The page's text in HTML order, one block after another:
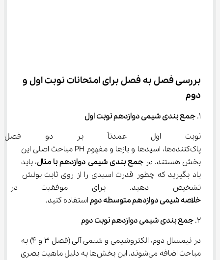
بررسی فصل به فصل برای امتحانات نوبت اول و
دوم
۱. جمع بندی شیمی دوازدهم نوبت اول
نوبت اول عمدتاً بر دو فصل
پاک‌کننده‌ها، اسیدها و بازها و مفهوم PH مباحث اصلی این
بخش هستند. در جمع بندی شیمی دوازدهم با مثال، باید
یاد بگیرید که چطور قدرت اسیدی را از روی ثابت یونش
تشخیص دهید. برای موفقیت
خلاصه شیمی دوازدهم متوسطه دوم استفاده کنید.
۲. جمع بندی شیمی دوازدهم نوبت دوم
در نیمسال دوم، الکتروشیمی و شیمی آلی (فصل ۳ و ۴) به
مباحث اضافه می‌شوند. این بخش‌ها به دلیل ماهیت بصری